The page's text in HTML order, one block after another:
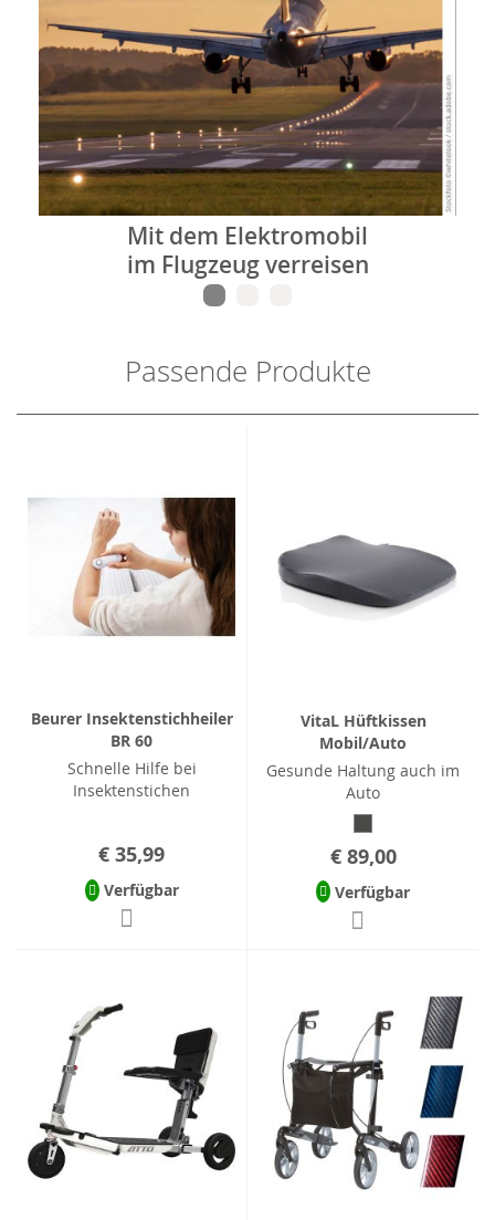
Mit dem Elektromobil
im Flugzeug verreisen
Passende Produkte
Beurer Insektenstichheiler
BR 60
Schnelle Hilfe bei
Insektenstichen
€ 35,99
Verfügbar
VitaL Hüftkissen
Mobil/Auto
Gesunde Haltung auch im
Auto
€ 89,00
Verfügbar